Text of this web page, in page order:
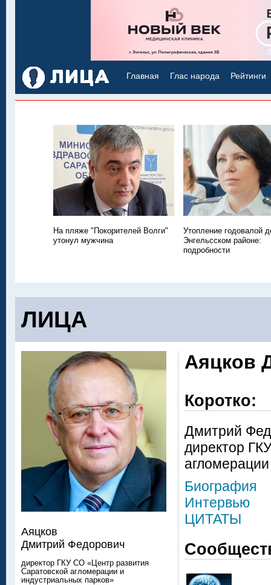
Главная Глас народа Рейтинги
На пляже "Покорителей Волги"
утонул мужчина
Утопление годовалой
Энгельсском районе:
подробности
ЛИЦА
Аяцков
Коротко:
Дмитрий
директор
Биография
Интервью
ЦИТАТЫ
Аяцков
Дмитрий Федорович
директор ГКУ СО «Центр развития
Саратовской агломерации и
индустриальных парков»